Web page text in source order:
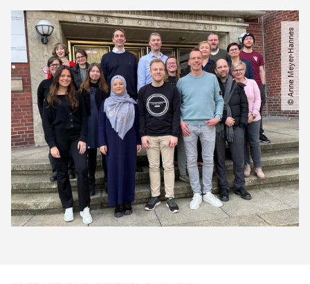
© Anne Meyer-Hannes